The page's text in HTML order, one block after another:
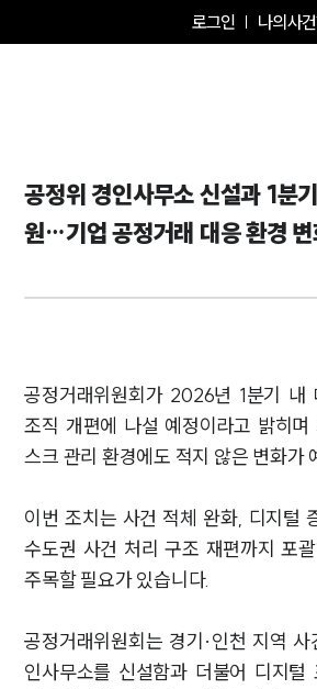
로그인 나의사
공정위 경인사무소 신설과 1분
원…기업 공정거래 대응 환경
공정거래위원회가 2026년 1분기 내
조직 개편에 나설 예정이라고 밝히며
스크 관리 환경에도 적지 않은 변화가
이번 조치는 사건 적체 완화, 디지털
수도권 사건 처리 구조 재편까지 포
주목할 필요가 있습니다.
공정거래위원회는 경기·인천 지역
인사무소를 신설함과 더불어 디지털